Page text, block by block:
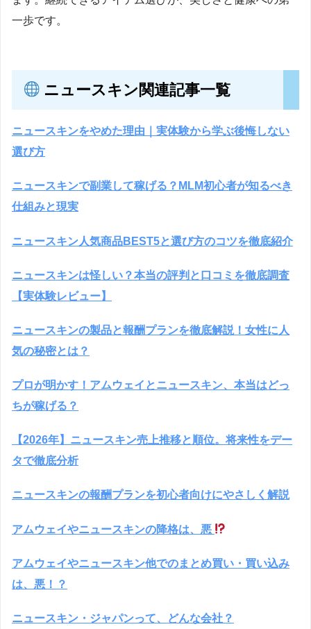
一歩です。
ニュースキン関連記事一覧
ニュースキンをやめた理由｜実体験から学ぶ後悔しない
選び方
ニュースキンで副業して稼げる？MLM初心者が知るべき
仕組みと現実
ニュースキン人気商品BEST5と選び方のコツを徹底紹介
ニュースキンは怪しい？本当の評判と口コミを徹底調査
【実体験レビュー】
ニュースキンの製品と報酬プランを徹底解説！女性に人
気の秘密とは？
プロが明かす！アムウェイとニュースキン、本当はどっ
ちが稼げる？
【2026年】ニュースキン売上推移と順位。将来性をデー
タで徹底分析
ニュースキンの報酬プランを初心者向けにやさしく解説
アムウェイやニュースキンの降格は、悪
アムウェイやニュースキン他でのまとめ買い・買い込み
は、悪！？
ニュースキン・ジャパンって、どんな会社？